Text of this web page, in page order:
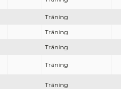
Träning
Träning
Träning
Träning
Träning